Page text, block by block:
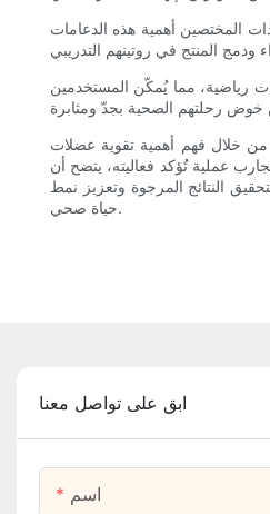
المختصين أهمية هذه الدعامات
رياضية، مما يُمكّن المستخدمين
من خلال فهم أهمية تقوية عضلات
عملية تُؤكد فعاليته، يتضح أن
النتائج المرجوة وتعزيز نمط
حياة صحي.
ابق على تواصل معنا
اسم